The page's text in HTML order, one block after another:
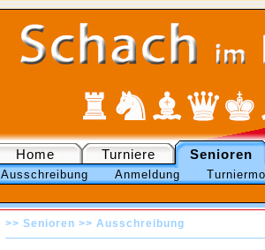
Home Turniere Senioren
Ausschreibung Anmeldung
>> Senioren >> Ausschreibung